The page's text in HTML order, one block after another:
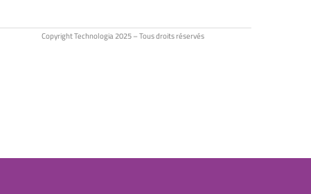
Copyright Technologia 2025 – Tous droits réservés